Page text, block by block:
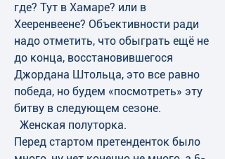
где? Тут в Хамаре? или в
Хееренвеене? Объективности ради
надо отметить, что обыграть ещё не
до конца, восстановившегося
Джордана Штольца, это все равно
победа, но будем «посмотреть» эту
битву в следующем сезоне.
  Женская полуторка.
Перед стартом претенденток было